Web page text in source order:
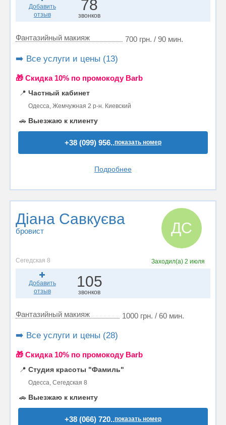
Добавить
отзыв
78
звонков
Фантазийный макияж 700 грн. / 90 мин.
➡️ Все услуги и цены (13)
🎁 Cкидка 10% по промокоду Barb
📍 Частный кабинет
Одесса, Жемчужная 2 р-н. Киевский
🚗 Выезжаю к клиенту
+38 (099) 956..показать номер
Подробнее
Діана Савкуєва
бровист ДС
Сегедская 8 Заходил(а) 2 июля
Добавить
отзыв
105
звонков
Фантазийный макияж 1000 грн. / 60 мин.
➡️ Все услуги и цены (28)
🎁 Cкидка 10% по промокоду Barb
📍 Студия красоты "Фамиль"
Одесса, Сегедская 8
🚗 Выезжаю к клиенту
+38 (066) 720..показать номер